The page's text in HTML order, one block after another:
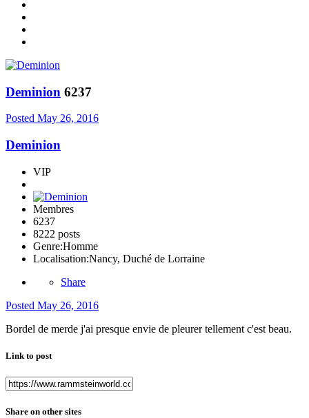
Deminion 6237
Posted May 26, 2016
Deminion
VIP
Membres
6237
8222 posts
Genre:Homme
Localisation:Nancy, Duché de Lorraine
Share
Posted May 26, 2016
Bordel de merde j'ai presque envie de pleurer tellement c'est beau.
Link to post
Share on other sites